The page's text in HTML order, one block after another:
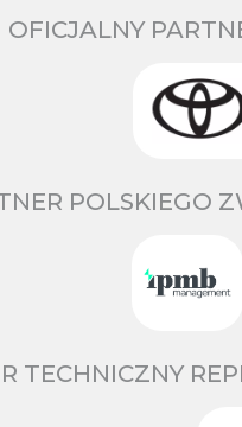
OFICJALNY
POLSKIEGO
TECHNICZNY